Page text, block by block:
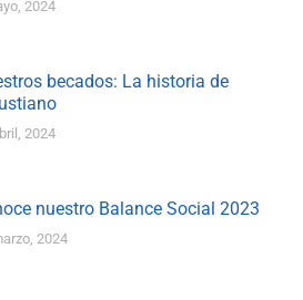
2024
becados: La historia de
2024
nuestro Balance Social 2023
2024